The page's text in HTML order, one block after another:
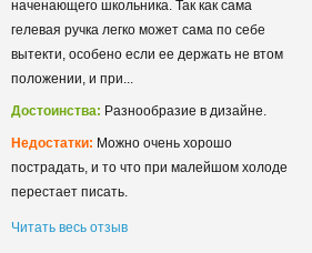
наченающего школьника. Так как сама
гелевая ручка легко может сама по себе
вытекти, особено если ее держать не втом
положении, и при...
Достоинства: Разнообразие в дизайне.
Недостатки: Можно очень хорошо
пострадать, и то что при малейшом холоде
перестает писать.
Читать весь отзыв